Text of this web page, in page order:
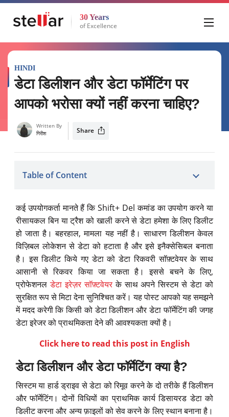
30 Years
of Excellence
HINDI
डेटा डिलीशन और डेटा फॉर्मेटिंग पर
आपको भरोसा क्यों नहीं करना चाहिए?
Written By
गिरीश
Share
Table of Content
कई उपयोगकर्ता मानते हैं कि Shift+ Del कमांड का उपयोग करने या
रीसायकल बिन या ट्रैश को खाली करने से डेटा हमेशा के लिए डिलीट
हो जाता है। बहरहाल, मामला यह नहीं है। साधारण डिलीशन केवल
विज़िबल लोकेशन से डेटा को हटाता है और इसे इनैक्सेसिबल बनाता
है। इस डिलीट किये गए डेटा को डेटा रिकवरी सॉफ़्टवेयर के साथ
आसानी से रिकवर किया जा सकता है। इससे बचने के लिए,
प्रोफेशनलडेटा इरेज़र सॉफ़्टवेयरके साथ अपने सिस्टम से डेटा को
सुरक्षित रूप से मिटा देना सुनिश्चित करें। यह पोस्ट आपको यह समझने
में मदद करेगी कि किसी को डेटा डिलीशन और डेटा फॉर्मेटिंग की जगह
डेटा इरेजर को प्राथमिकता देने की आवश्यकता क्यों है।
Click here to read this post in English
डेटाडिलीशन औरडेटाफॉर्मेटिंगक्याहै?
सिस्टम या हार्ड ड्राइव से डेटा को रिमूव करने के दो तरीके हैं डिलीशन
और फॉर्मेटिंग। दोनों विधियों का प्राथमिक कार्य डिसायरड डेटा को
डिलीट करना और अन्य फ़ाइलों को सेव करने के लिए स्थान बनाना है।